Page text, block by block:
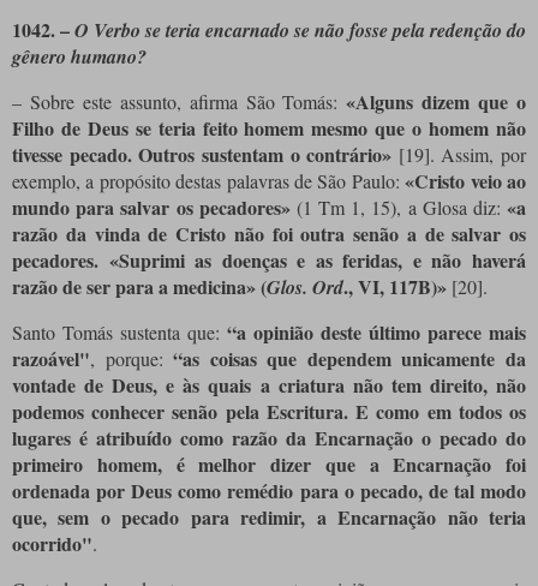
1042.–O Verbo se teria encarnado se não fosse pela redenção do
gênero humano?
– Sobre este assunto, afirma São Tomás:«Alguns dizem que o
Filho de Deus se teria feito homem mesmo que o homem não
tivesse pecado. Outros sustentam o contrário» [19]. Assim, por
exemplo, a propósito destas palavras de São Paulo:«Cristo veio ao
mundo para salvar os pecadores»(1 Tm 1, 15), a Glosa diz:«a
razão da vinda de Cristo não foi outra senão a de salvar os
pecadores. «Suprimi as doenças e as feridas, e não haverá
razão de ser para a medicina» (Glos. Ord., VI, 117B)» [20].
Santo Tomás sustenta que: “a opinião deste último parece mais
razoável", porque:“as coisas que dependem unicamente da
vontade de Deus, e às quais a criatura não tem direito, não
podemos conhecer senão pela Escritura. E como em todos os
lugares é atribuído como razão da Encarnação o pecado do
primeiro homem, é melhor dizer que a Encarnação foi
ordenada por Deus como remédio para o pecado, de tal modo
que, sem o pecado para redimir, a Encarnação não teria
ocorrido".